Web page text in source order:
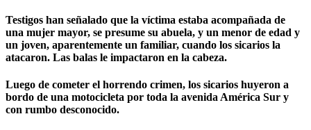
Testigos han señalado que la víctima estaba acompañada de
una mujer mayor, se presume su abuela, y un menor de edad y
un joven, aparentemente un familiar, cuando los sicarios la
atacaron. Las balas le impactaron en la cabeza.
Luego de cometer el horrendo crimen, los sicarios huyeron a
bordo de una motocicleta por toda la avenida América Sur y
con rumbo desconocido.